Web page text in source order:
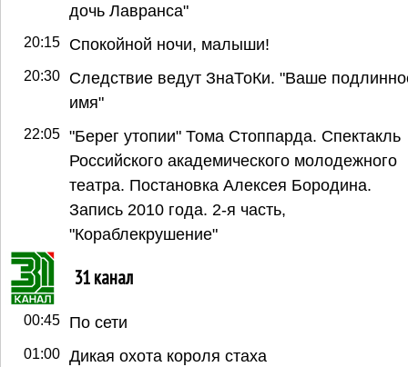
дочь Лавранса"
20:15 Спокойной ночи, малыши!
20:30
Следствие ведут ЗнаТоКи. "Ваше
имя"
22:05 "Берег утопии" Тома Стоппарда. Спектакль
Российского академического молодежного
театра. Постановка Алексея Бородина.
Запись 2010 года. 2-я часть,
"Кораблекрушение"
31 канал
00:45 По сети
01:00 Дикая охота короля стаха